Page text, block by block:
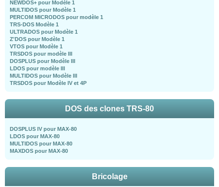
NEWDOS+ pour Modèle 1
MULTIDOS pour Modèle 1
PERCOM MICRODOS pour modèle 1
TRS-DOS Modèle 1
ULTRADOS pour Modèle 1
Z'DOS pour Modèle 1
VTOS pour Modèle 1
TRSDOS pour modèle III
DOSPLUS pour Modèle III
LDOS pour modèle III
MULTIDOS pour Modèle III
TRSDOS pour Modèle IV et 4P
DOS des clones TRS-80
DOSPLUS IV pour MAX-80
LDOS pour MAX-80
MULTIDOS pour MAX-80
MAXDOS pour MAX-80
Bricolage